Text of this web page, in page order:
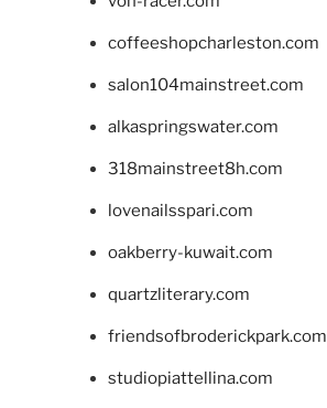
coffeeshopcharleston.com
salon104mainstreet.com
alkaspringswater.com
318mainstreet8h.com
lovenailsspari.com
oakberry-kuwait.com
quartzliterary.com
friendsofbroderickpark.com
studiopiattellina.com